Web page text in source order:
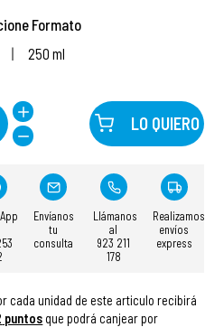
Formato
250 ml
LO QUIERO
Envíanos
tu
consulta
Llámanos
al
923 211
178
Realizamos
envíos
express
cada unidad de este articulo recibirá
puntos que podrá canjear por